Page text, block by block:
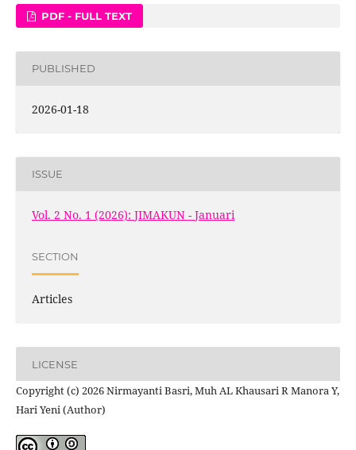
PDF - FULL TEXT
PUBLISHED
2026-01-18
ISSUE
Vol. 2 No. 1 (2026): JIMAKUN - Januari
SECTION
Articles
LICENSE
Copyright (c) 2026 Nirmayanti Basri, Muh AL Khausari R Manora Y,
Hari Yeni (Author)